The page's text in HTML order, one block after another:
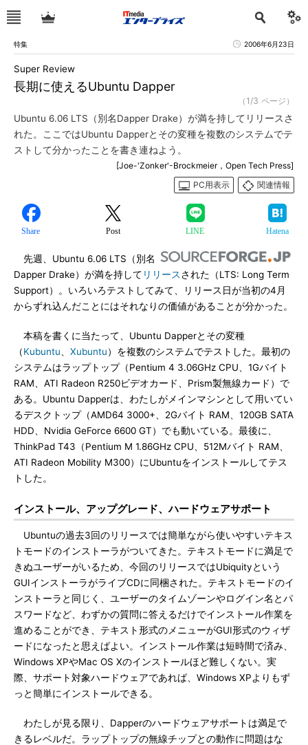
特集 2006年6月23日
長期に使えるUbuntu Dapper
Super Review
（1/3 ページ）
Ubuntu 6.06 LTS（別名Dapper Drake）が満を持してリリースさ
れた。ここではUbuntu Dapperとその変種を複数のシステムでテ
ストして分かったことを書き連ねよう。
[Joe-'Zonker'-Brockmeier，Open Tech Press]
PC用表示
関連情報
Share Post LINE Hatena
先週、Ubuntu 6.06 LTS（別名
Dapper Drake）が満を持して リリースされた（LTS: Long Term
Support）。いろいろテストしてみて、リリース日が当初の4月
からずれ込んだことにはそれなりの価値があることが分かった。
本稿を書くに当たって、Ubuntu Dapperとその変種
（Kubuntu Xubuntu）を複数のシステムでテストした。最初の
システムはラップトップ（Pentium 4 3.06GHz CPU、1Gバイト
RAM、ATI Radeon R250ビデオカード、Prism製無線カード）で
ある。Ubuntu Dapperは、わたしがメインマシンとして用いてい
るデスクトップ（AMD64 3000+、2Gバイト RAM、120GB SATA
HDD、Nvidia GeForce 6600 GT）でも動いている。最後に、
ThinkPad T43（Pentium M 1.86GHz CPU、512Mバイト RAM、
ATI Radeon Mobility M300）にUbuntuをインストールしてテス
トした。
インストール、アップグレード、ハードウェアサポート
Ubuntuの過去3回のリリースでは簡単ながら使いやすいテキス
トモードのインストーラがついてきた。テキストモードに満足で
きぬユーザーがいるため、今回のリリースではUbiquityという
GUIインストーラがライブCDに同梱された。テキストモードのイ
ンストーラと同じく、ユーザーのタイムゾーンやログイン名とパ
スワードなど、わずかの質問に答えるだけでインストール作業を
進めることができ、テキスト形式のメニューがGUI形式のウィザ
ードになったと思えばよい。インストール作業は短時間で済み、
Windows XPやMac OS Xのインストールほど難しくない。実
際、サポート対象ハードウェアであれば、Windows XPよりもず
っと簡単にインストールできる。
わたしが見る限り、Dapperのハードウェアサポートは満足で
きるレベルだ。ラップトップの無線チップとの動作に問題はな